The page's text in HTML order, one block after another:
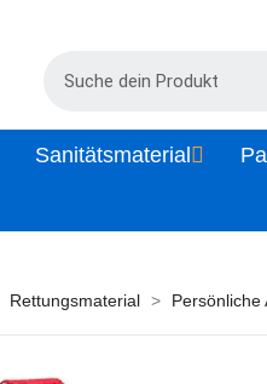
Sanitätsmaterial
Rettungsmaterial Persönliche